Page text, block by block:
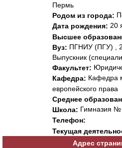
Пермь
Родом из города:
Дата рождения: 20
Высшее
Вуз: ПГНИУ (ПГУ) ,
Выпускник
Факультет:
Кафедра: Кафедра
европейского права
Среднее
Школа: Гимназия
Телефон:
Текущая
Адрес